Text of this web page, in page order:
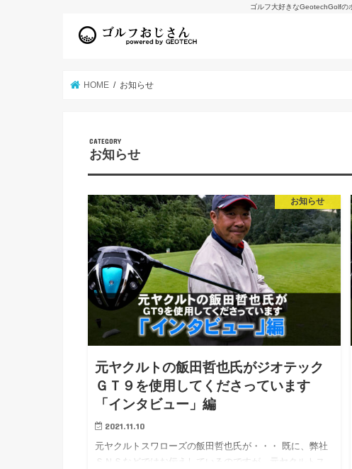
ゴルフ大好きなGeotechGolfの
HOME お知らせ
お知らせ
お知らせ
元ヤクルトの飯田哲也氏がジオテック
ＧＴ９を使用してくださっています
「インタビュー」編
2021.11.10
元ヤクルトスワローズの飯田哲也氏が・・・ 既に、弊社
ＳＮＳなどではお伝えしているのですが、元ヤクルトス